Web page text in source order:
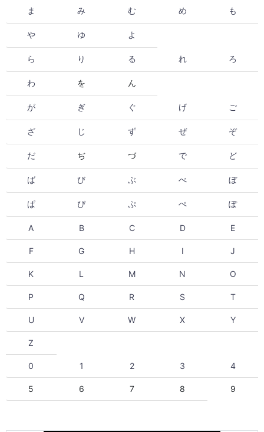
ま み む め も
や ゆ よ
ら り る れ ろ
わ を ん
が ぎ ぐ げ ご
ざ じ ず ぜ ぞ
だ ぢ づ で ど
ば び ぶ べ ぼ
ぱ ぴ ぷ ぺ ぽ
A B C D E
F G H I J
K L M N O
P Q R S T
U V W X Y
Z
0 1 2 3 4
5 6 7 8 9